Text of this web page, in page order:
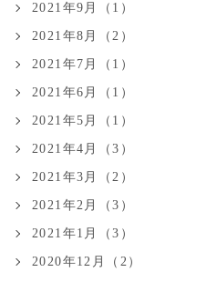
2021年9月（1）
2021年8月（2）
2021年7月（1）
2021年6月（1）
2021年5月（1）
2021年4月（3）
2021年3月（2）
2021年2月（3）
2021年1月（3）
2020年12月（2）